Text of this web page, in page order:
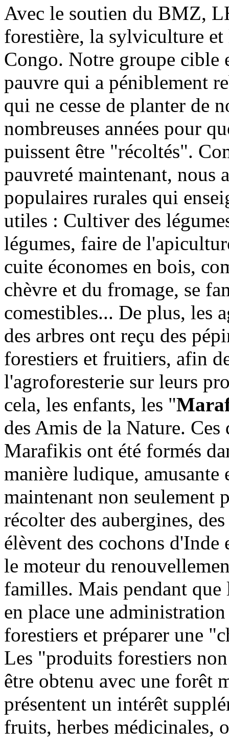
Avec le soutien du BMZ,
forestière, la sylviculture
Congo. Notre groupe cible
pauvre qui a péniblement
qui ne cesse de planter de
nombreuses années pour
puissent être "récoltés".
pauvreté maintenant, nous
populaires rurales qui
utiles : Cultiver des
légumes, faire de
cuite économes en bois,
chèvre et du fromage, se
comestibles... De plus, les
des arbres ont reçu des
forestiers et fruitiers, afin
l'agroforesterie sur leurs
cela, les enfants, les "
des Amis de la Nature.
Marafikis ont été formés
manière ludique, amusante
maintenant non seulement
récolter des aubergines,
élèvent des cochons
le moteur du
familles. Mais pendant que
en place une
forestiers et préparer une
Les "produits forestiers
être obtenu avec une forêt
présentent un intérêt
fruits, herbes médicinales,